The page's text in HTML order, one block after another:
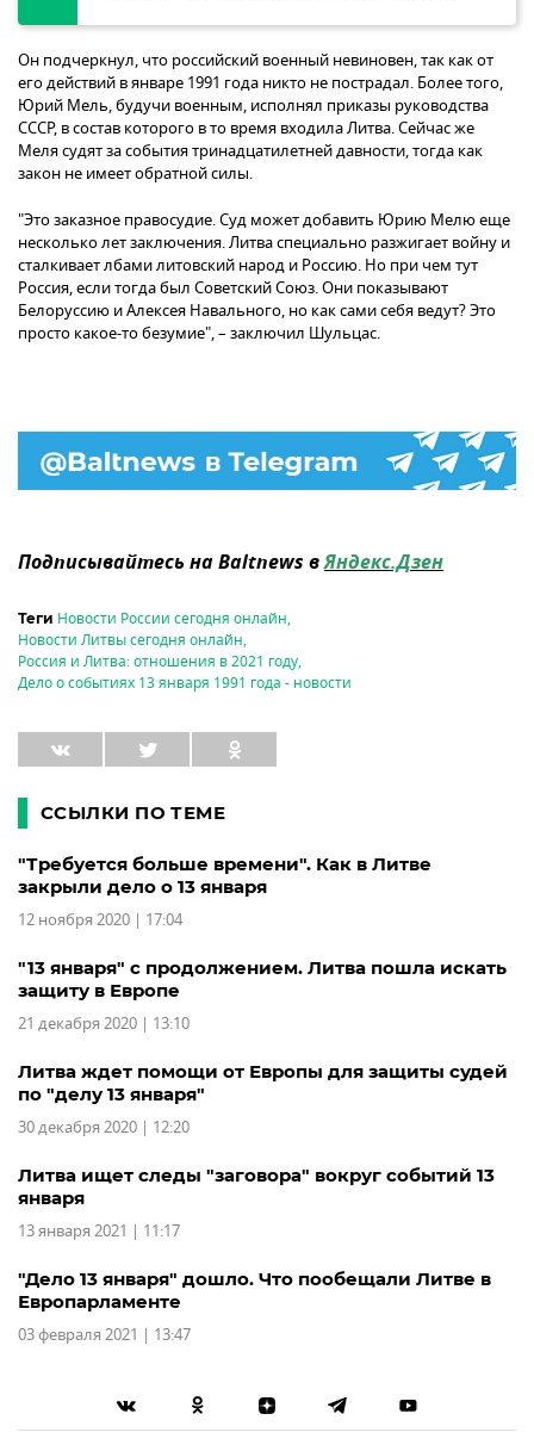
Он подчеркнул, что российский военный невиновен, так как от
его действий в январе 1991 года никто не пострадал. Более того,
Юрий Мель, будучи военным, исполнял приказы руководства
СССР, в состав которого в то время входила Литва. Сейчас же
Меля судят за события тринадцатилетней давности, тогда как
закон не имеет обратной силы.
"Это заказное правосудие. Суд может добавить Юрию Мелю еще
несколько лет заключения. Литва специально разжигает войну и
сталкивает лбами литовский народ и Россию. Но при чем тут
Россия, если тогда был Советский Союз. Они показывают
Белоруссию и Алексея Навального, но как сами себя ведут? Это
просто какое-то безумие", – заключил Шульцас.
Подписывайтесь на Baltnews вЯндекс.Дзен
Теги Новости России сегодня онлайн,
Новости Литвы сегодня онлайн,
Россия и Литва: отношения в 2021 году,
Дело о событиях 13 января 1991 года - новости
ССЫЛКИ ПО ТЕМЕ
"Требуется больше времени". Как в Литве
закрыли дело о 13 января
12 ноября 2020 | 17:04
"13 января" с продолжением. Литва пошла искать
защиту в Европе
21 декабря 2020 | 13:10
Литва ждет помощи от Европы для защиты судей
по "делу 13 января"
30 декабря 2020 | 12:20
Литва ищет следы "заговора" вокруг событий 13
января
13 января 2021 | 11:17
"Дело 13 января" дошло. Что пообещали Литве в
Европарламенте
03 февраля 2021 | 13:47